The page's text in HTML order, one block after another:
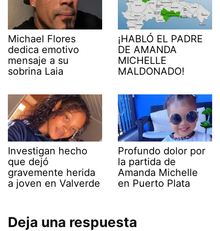
Michael Flores
dedica emotivo
mensaje a su
sobrina Laia
¡HABLÓ EL PADRE
DE AMANDA
MICHELLE
MALDONADO!
Investigan hecho
que dejó
gravemente herida
a joven en Valverde
Profundo dolor por
la partida de
Amanda Michelle
en Puerto Plata
Deja una respuesta